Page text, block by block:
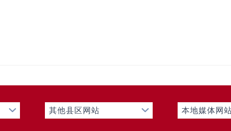
其他县区网站 本地媒体网